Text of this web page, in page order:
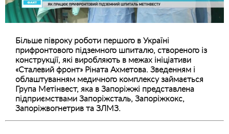
Більше півроку роботи першого в Україні
прифронтового підземного шпиталю, створеного із
конструкції, які виробляють в межах ініціативи
«Сталевий фронт» Ріната Ахметова. Зведенням і
облаштуванням медичного комплексу займається
Група Метінвест, яка в Запоріжжі представлена
підприємствами Запоріжсталь, Запоріжкокс,
Запоріжвогнетрив та ЗЛМЗ.